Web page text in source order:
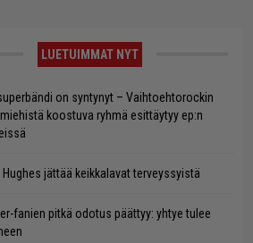
LUETUIMMAT NYT
on syntynyt – Vaihtoehtorockin
koostuva ryhmä esittäytyy ep:n
Hughes jättää keikkalavat terveyssyistä
fanien pitkä odotus päättyy: yhtye tulee